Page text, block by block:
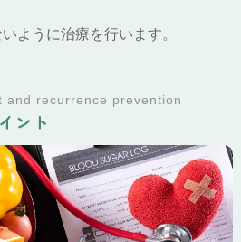
ように治療を行います。
and recurrence prevention
ント